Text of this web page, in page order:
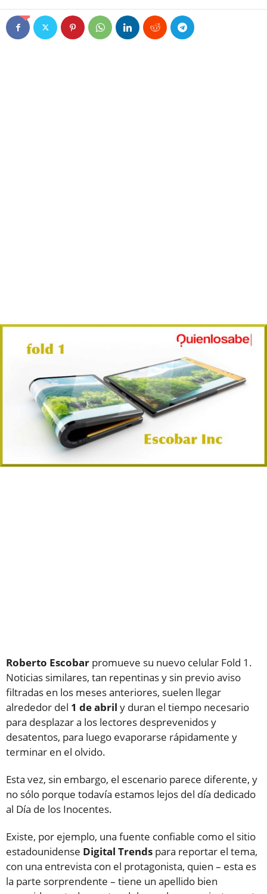
Roberto Escobar promueve su nuevo celular Fold 1.
Noticias similares, tan repentinas y sin previo aviso
filtradas en los meses anteriores, suelen llegar
alrededor del 1 de abril y duran el tiempo necesario
para desplazar a los lectores desprevenidos y
desatentos, para luego evaporarse rápidamente y
terminar en el olvido.
Esta vez, sin embargo, el escenario parece diferente, y
no sólo porque todavía estamos lejos del día dedicado
al Día de los Inocentes.
Existe, por ejemplo, una fuente confiable como el sitio
estadounidense Digital Trends para reportar el tema,
con una entrevista con el protagonista, quien – esta es
la parte sorprendente – tiene un apellido bien